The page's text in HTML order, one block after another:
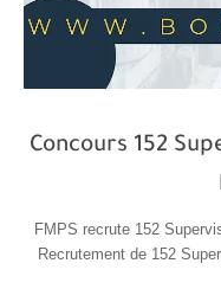
Concours 152
FMPS recrute 152
Recrutement de 152